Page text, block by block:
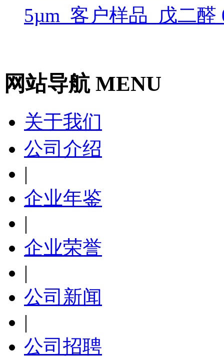
5µm_客户样品_戊二醛
网站导航 MENU
关于我们
公司介绍
|
企业年鉴
|
企业荣誉
|
公司新闻
|
公司招聘